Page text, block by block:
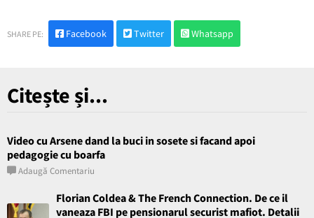
SHARE PE: Facebook Twitter Whatsapp
Citește și...
Video cu Arsene dand la buci in sosete si facand apoi
pedagogie cu boarfa
Adaugă Comentariu
Florian Coldea & The French Connection. De ce il
vaneaza FBI pe pensionarul securist mafiot. Detalii